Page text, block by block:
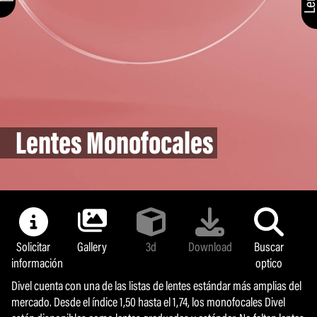
Lentes Monofocales
Solicitar
información
Gallery 3d Download
Buscar
optico
Divel cuenta con una de las listas de lentes estándar más amplias del
mercado. Desde el índice 1,50 hasta el 1,74, los monofocales Divel